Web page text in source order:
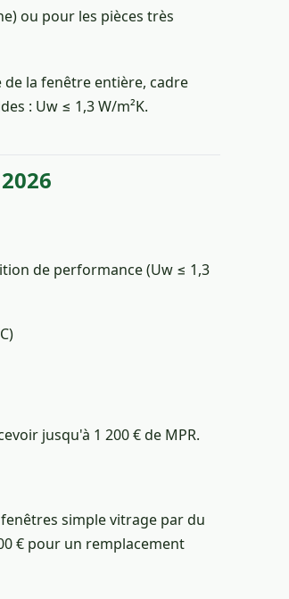
ou pour les pièces très
la fenêtre entière, cadre
: Uw ≤ 1,3 W/m²K.
de performance (Uw ≤ 1,3
jusqu'à 1 200 € de MPR.
simple vitrage par du
€ pour un remplacement